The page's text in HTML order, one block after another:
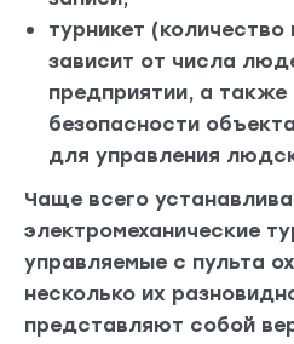
турникет (количество
зависит от числа
предприятии, а также
безопасности
для управления
Чаще всего
электромеханические
управляемые с пульта
несколько их
представляют собой